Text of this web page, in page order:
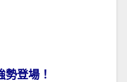
勢登場！